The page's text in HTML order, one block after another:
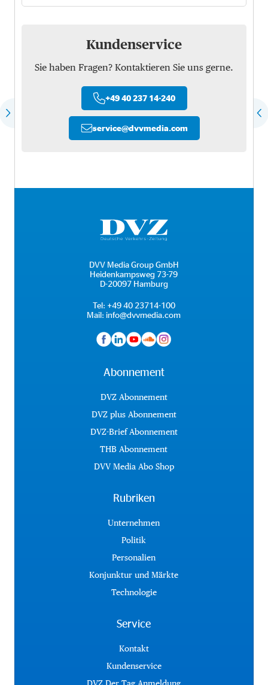
Kundenservice
Sie haben Fragen? Kontaktieren Sie uns gerne.
+49 40 237 14-240
service@dvvmedia.com
DVV Media Group GmbH
Heidenkampsweg 73-79
D-20097 Hamburg
Tel: +49 40 23714-100
Mail: info@dvvmedia.com
Abonnement
DVZ Abonnement
DVZ plus Abonnement
DVZ-Brief Abonnement
THB Abonnement
DVV Media Abo Shop
Rubriken
Unternehmen
Politik
Personalien
Konjunktur und Märkte
Technologie
Service
Kontakt
Kundenservice